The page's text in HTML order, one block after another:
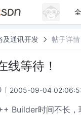
及通讯开发 帖子详情
线等待！
2005-09-04
Builder时间不长，